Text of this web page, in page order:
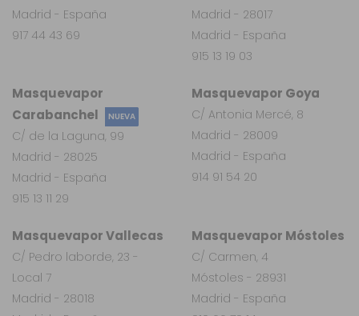
Masquevapor
Carabanchel
NUEVA
C/ de la Laguna, 99
Madrid - 28025
Madrid - España
915 13 11 29
Masquevapor Vallecas
C/ Pedro laborde, 23 -
Local 7
Madrid - 28018
Masquevapor Móstoles
C/ Carmen, 4
Móstoles - 28931
Madrid - España
Masquevapor Goya
C/ Antonia Mercé, 8
Madrid - 28009
Madrid - España
914 91 54 20
Madrid - 28017
Madrid - España
915 13 19 03
Madrid - España
917 44 43 69